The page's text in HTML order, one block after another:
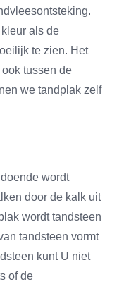
als de
te zien. Het
tussen de
we tandplak zelf
wordt
door de kalk uit
wordt tandsteen
tandsteen vormt
kunt U niet
of de